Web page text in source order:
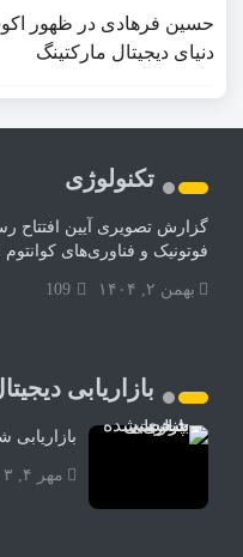
حسین فرهادی در ظهور
دنیای دیجیتال مارکتینگ
تکنولوژی
گزارش تصویری آیین
فوتونیک و فناوری‌های کوانتوم
بهمن ۲, ۱۴۰۴ 109
بازاریابی
مهر ۴, ۱۴۰۳